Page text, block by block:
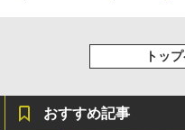
トッ
おすすめ記事